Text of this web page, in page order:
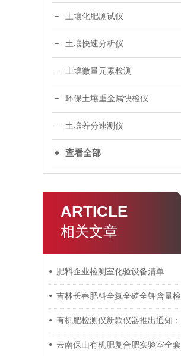
土壤化肥测试仪
土壤快速分析仪
土壤微量元素检测
环保土壤重金属快检仪
土壤养分速测仪
查看全部
ARTICLE
相关文章
肥料企业检测室化验设备清单